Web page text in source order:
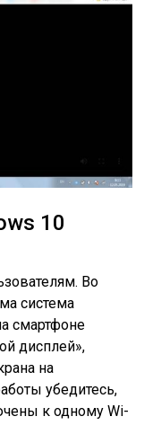
10
Во
система
смартфоне
дисплей»,
на
убедитесь,
к одному Wi-